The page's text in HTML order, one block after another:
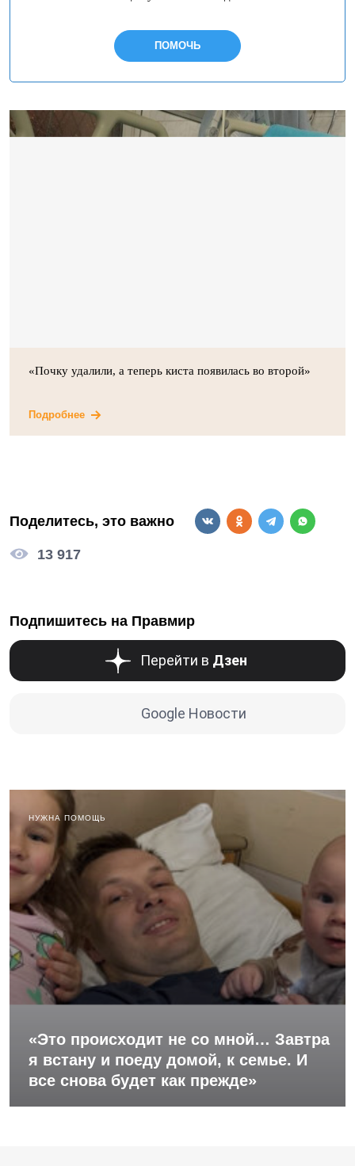
ПОМОЧЬ
«Почку удалили, а теперь киста появилась во второй»
Подробнее
Поделитесь, это важно
13 917
Подпишитесь на Правмир
Перейти в Дзен
Google Новости
НУЖНА ПОМОЩЬ
«Это происходит не со мной… Завтра
я встану и поеду домой, к семье. И
все снова будет как прежде»